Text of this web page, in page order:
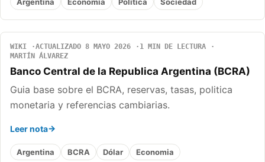
WIKI ACTUALIZADO 8 MAYO 2026
1 MIN DE LECTURA
MARTÍN ÁLVAREZ
Banco Central de la Republica Argentina (BCRA)
Guia base sobre el BCRA, reservas, tasas, politica
monetaria y referencias cambiarias.
Leer nota
Argentina BCRA Dólar Economia